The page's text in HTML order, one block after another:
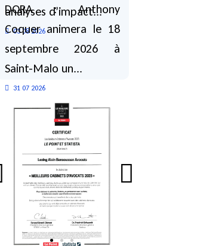
analyses d’impact...
03 08 2026
DORA : Anthony
Coquer animera le 18
septembre 2026 à
Saint-Malo un...
31 07 2026